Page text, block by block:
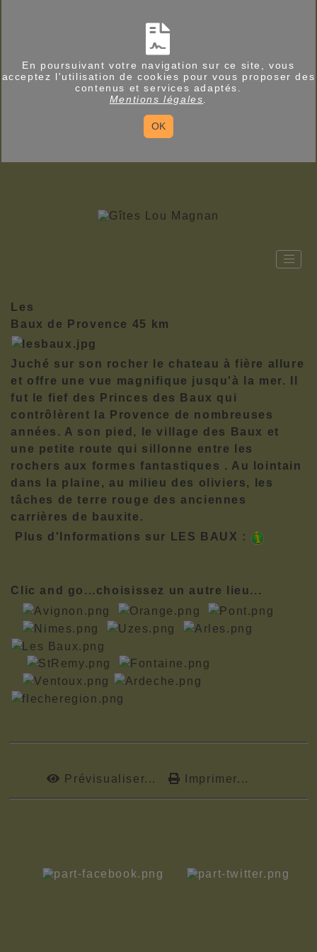
En poursuivant votre navigation sur ce site, vous
acceptez l'utilisation de cookies pour vous proposer des
contenus et services adaptés.
Mentions légales
OK
Les
Baux de Provence 45 km
Juché sur son rocher le chateau à fière allure
et offre une vue magnifique jusqu'à la mer. Il
fut le fief des Princes des Baux qui
contrôlèrent la Provence de nombreuses
années. A son pied, le village des Baux et
une petite route qui sillonne entre les
rochers aux formes fantastiques . Au lointain
dans la plaine, au milieu des oliviers, les
tâches de terre rouge des anciennes
carrières de bauxite.
Plus d'Informations sur LES BAUX :
Clic and go...choisissez un autre lieu...
Prévisualiser... Imprimer...